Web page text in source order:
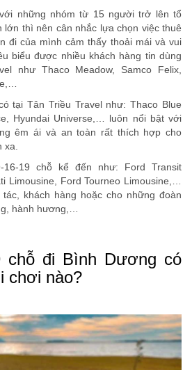
những nhóm từ 15 người trở lên tổ
lớn thì nên cân nhắc lựa chọn việc thuê
đi của mình cảm thấy thoải mái và vui
biểu được nhiều khách hàng tin dùng
như Thaco Meadow, Samco Felix,
tại Tân Triều Travel như: Thaco Blue
Hyundai Universe,… luôn nổi bật với
êm ái và an toàn rất thích hợp cho
xa.
19 chỗ kể đến như: Ford Transit
Limousine, Ford Tourneo Limousine,…
khách hàng hoặc cho những đoàn
hành hương,…
chỗ đi Bình Dương có
chơi nào?